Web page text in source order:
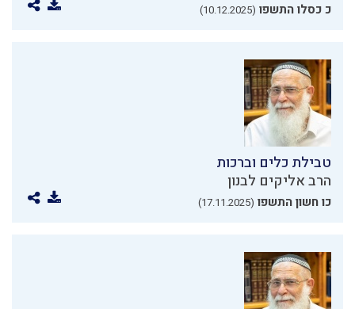
כ כסלו התשפו (10.12.2025)
טבילת כלים וברכות
הרב אליקים לבנון
כו חשון התשפו (17.11.2025)